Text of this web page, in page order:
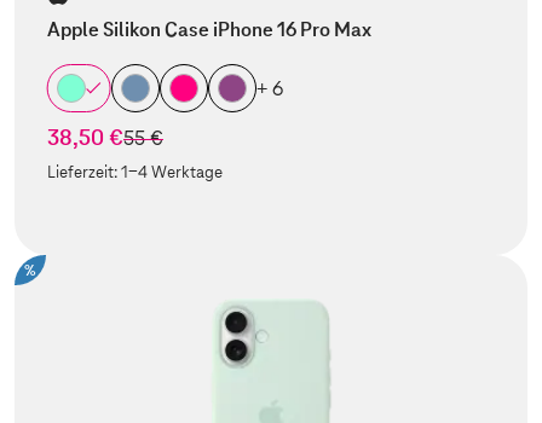
Apple Silikon Case iPhone 16 Pro Max
+ 6
38,50 €statt
55 €
Lieferzeit:1-4 Werktage
%